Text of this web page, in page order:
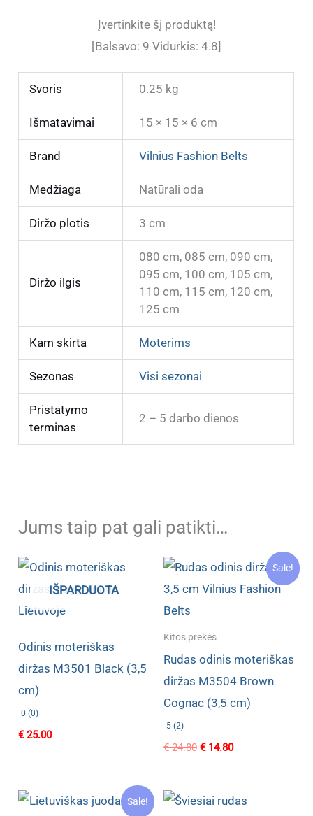
Įvertinkite šį produktą!
[Balsavo: 9 Vidurkis: 4.8]
Svoris 0.25 kg
Išmatavimai 15 × 15 × 6 cm
Brand Vilnius Fashion Belts
Medžiaga Natūrali oda
Diržo plotis 3 cm
Diržo ilgis
080 cm, 085 cm, 090 cm,
095 cm, 100 cm, 105 cm,
110 cm, 115 cm, 120 cm,
125 cm
Kam skirta Moterims
Sezonas Visi sezonai
Pristatymo
terminas
2 – 5 darbo dienos
Jums taip pat gali patikti…
IŠPARDUOTA
Odinis moteriškas
diržas M3501 Black (3,5
cm)
0 (0)
€25.00
Sale!
Kitos prekės
Rudas odinis moteriškas
diržas M3504 Brown
Cognac (3,5 cm)
5 (2)
€24.80 Original
€14.80Current
Sale!